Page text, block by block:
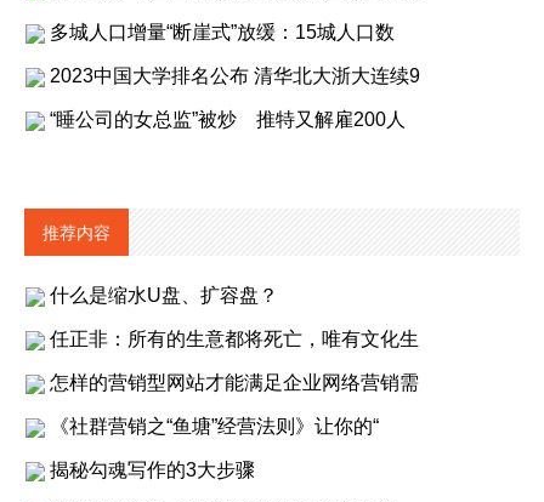
多城人口增量“断崖式”放缓：15城人口数
2023中国大学排名公布 清华北大浙大连续9
“睡公司的女总监”被炒 推特又解雇200人
推荐内容
什么是缩水U盘、扩容盘？
任正非：所有的生意都将死亡，唯有文化生
怎样的营销型网站才能满足企业网络营销需
《社群营销之“鱼塘”经营法则》让你的“
揭秘勾魂写作的3大步骤